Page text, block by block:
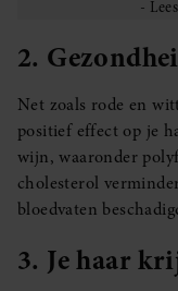
2.
Net zoals rode en
positief effect op je
wijn, waaronder
cholesterol
bloedvaten
3. Je haar